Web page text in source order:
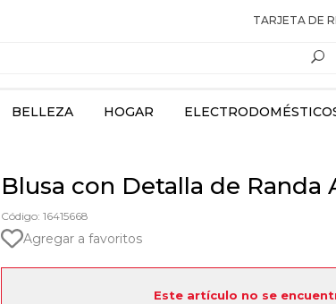
TARJETA DE
BELLEZA HOGAR
Blusa con Detalla de Randa
Código: 16415668
Agregar a favoritos
Este artículo no se